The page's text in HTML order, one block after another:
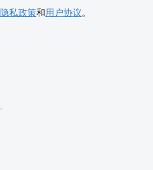
隐私政策和用户协议。